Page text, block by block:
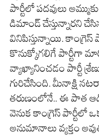
పార్టీలో పదవులు
డిమాండ్ చేస్తున్నారని
వినిపిస్తున్నాయి. కాంగ్రెస్
కొనుక్కోగలిగే పార్టీగా
వ్యాఖ్యానించడం పార్టీ
గురిచేసింది. మీనాక్షి
తరుణంలోనే.. ఈ పాత
వెనుక కాంగ్రెస్ పార్టీలో
అనుమానాలు వ్యక్తం